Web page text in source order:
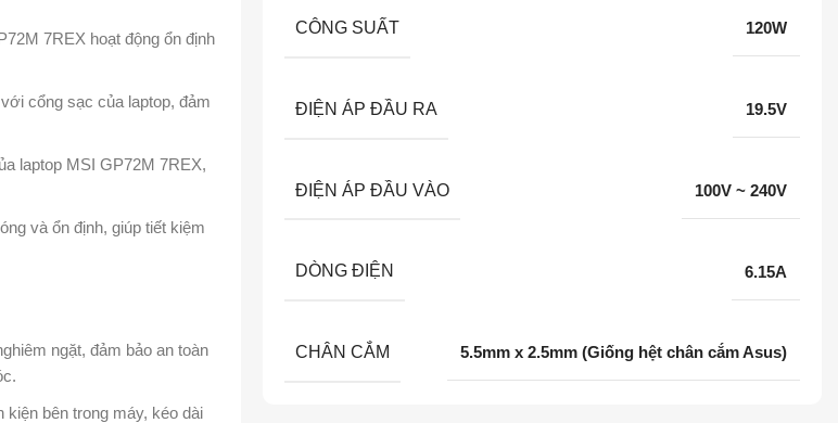
7REX hoạt động ổn định
cổng sạc của laptop, đảm
laptop MSI GP72M 7REX,
và ổn định, giúp tiết kiệm
ngặt, đảm bảo an toàn
kiện bên trong máy, kéo dài
CÔNG SUẤT 120W
ĐIỆN ÁP ĐẦU RA 19.5V
ĐIỆN ÁP ĐẦU VÀO 100V ~ 240V
DÒNG ĐIỆN 6.15A
CHÂN CẮM 5.5mm x 2.5mm (Giống hệt chân cắm Asus)